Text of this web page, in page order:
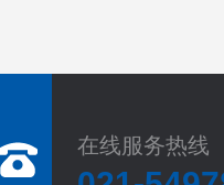
在线服务热线